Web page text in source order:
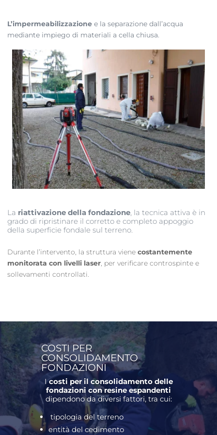
L’impermeabilizzazione e la separazione dall’acqua
mediante impiego di materiali a cella chiusa.
La riattivazione della fondazione , la tecnica attiva è in
grado di ripristinare il corretto e completo appoggio
della superficie fondale sul terreno.
Durante l’intervento, la struttura viene costantemente
monitorata con livelli laser, per verificare controspinte e
sollevamenti controllati.
COSTI PER
CONSOLIDAMENTO
FONDAZIONI
Icosti per il consolidamento delle
fondazioni con resine espandenti
dipendono da diversi fattori, tra cui:
tipologia del terreno
entità del cedimento